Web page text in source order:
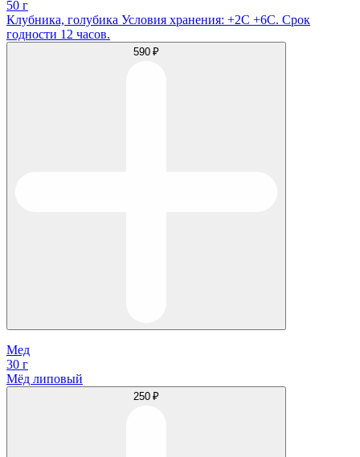
50 г
Клубника, голубика Условия хранения: +2С +6С. Срок
годности 12 часов.
590 ₽
Мед
30 г
Мёд липовый
250 ₽